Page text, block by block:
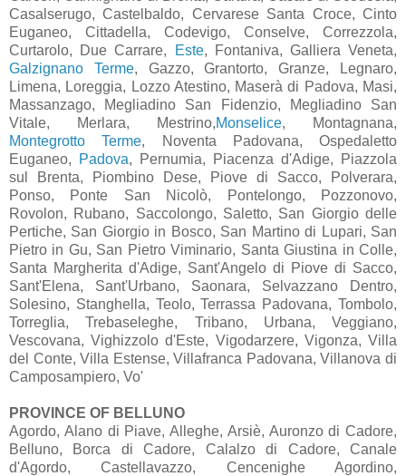
Casalserugo, Castelbaldo, Cervarese Santa Croce, Cinto
Euganeo, Cittadella, Codevigo, Conselve, Correzzola,
Curtarolo, Due Carrare,
Este, Fontaniva, Galliera Veneta,
Galzignano Terme, Gazzo, Grantorto, Granze, Legnaro,
Limena, Loreggia, Lozzo Atestino, Maserà di Padova, Masi,
Massanzago, Megliadino San Fidenzio, Megliadino San
Vitale, Merlara, Mestrino,Monselice, Montagnana,
Montegrotto Terme, Noventa Padovana, Ospedaletto
Euganeo,
Padova, Pernumia, Piacenza d'Adige, Piazzola
sul Brenta, Piombino Dese, Piove di Sacco, Polverara,
Ponso, Ponte San Nicolò, Pontelongo, Pozzonovo,
Rovolon, Rubano, Saccolongo, Saletto, San Giorgio delle
Pertiche, San Giorgio in Bosco, San Martino di Lupari, San
Pietro in Gu, San Pietro Viminario, Santa Giustina in Colle,
Santa Margherita d'Adige, Sant'Angelo di Piove di Sacco,
Sant'Elena, Sant'Urbano, Saonara, Selvazzano Dentro,
Solesino, Stanghella, Teolo, Terrassa Padovana, Tombolo,
Torreglia, Trebaseleghe, Tribano, Urbana, Veggiano,
Vescovana, Vighizzolo d'Este, Vigodarzere, Vigonza, Villa
del Conte, Villa Estense, Villafranca Padovana, Villanova di
Camposampiero, Vo'
PROVINCE OF BELLUNO
Agordo, Alano di Piave, Alleghe, Arsiè, Auronzo di Cadore,
Belluno, Borca di Cadore, Calalzo di Cadore, Canale
d'Agordo, Castellavazzo, Cencenighe Agordino,